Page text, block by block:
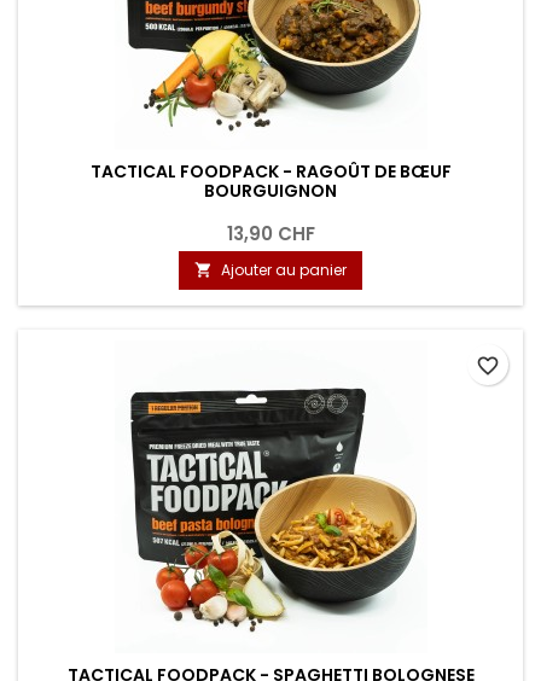
TACTICAL FOODPACK - RAGOÛT DE BŒUF
BOURGUIGNON
13,90 CHF
 Ajouter au panier
TACTICAL FOODPACK - SPAGHETTI BOLOGNESE
favorite_border